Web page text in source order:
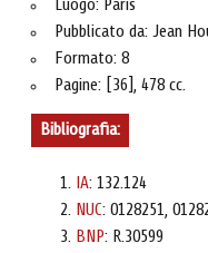
Luogo: Paris
Pubblicato da: Jean
Formato: 8
Pagine: [36], 478 cc.
Bibliografia:
IA: 132.124
NUC: 0128251,
BNP: R.30599